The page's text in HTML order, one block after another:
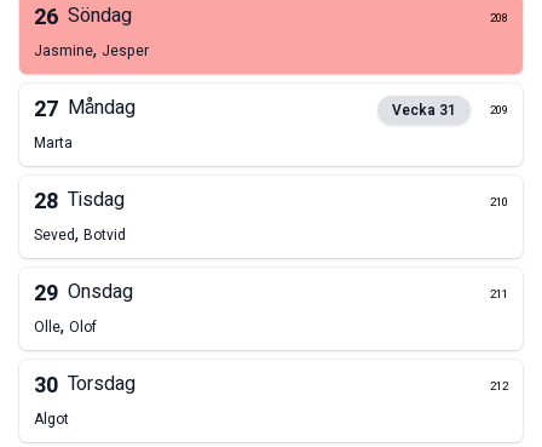
26 Söndag 208
Jasmine, Jesper
27 Måndag Vecka 31 209
Marta
28 Tisdag 210
Seved, Botvid
29 Onsdag 211
Olle, Olof
30 Torsdag 212
Algot